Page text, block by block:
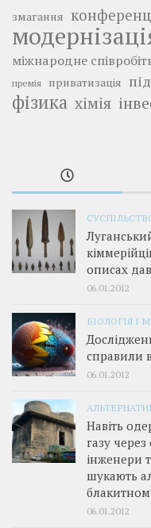
змагання
міжнародне
премія приватизація
фізика хімія
описах
06.01.2012
БІОЛОГІЯ І
справили
06.01.2012
Навіть
газу
інженери
шукають
06.01.2012